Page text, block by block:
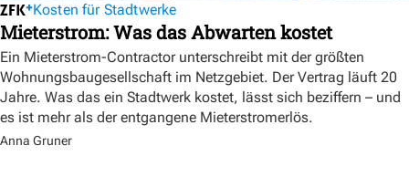
Kosten für Stadtwerke
Mieterstrom: Was das Abwarten kostet
Ein Mieterstrom-Contractor unterschreibt mit der größten
Wohnungsbaugesellschaft im Netzgebiet. Der Vertrag läuft 20
Jahre. Was das ein Stadtwerk kostet, lässt sich beziffern – und
es ist mehr als der entgangene Mieterstromerlös.
Anna Gruner